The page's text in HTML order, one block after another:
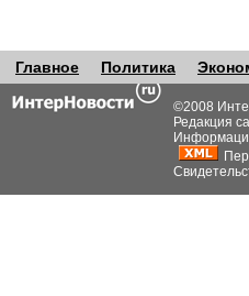
Главное Политика
©2008
Редакция